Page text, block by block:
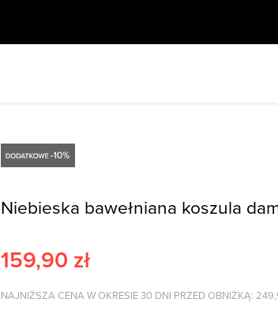
Niebieska bawełniana koszula
159,90 zł
NAJNIŻSZA CENA W OKRESIE 30 DNI PRZED OBNIŻKĄ: